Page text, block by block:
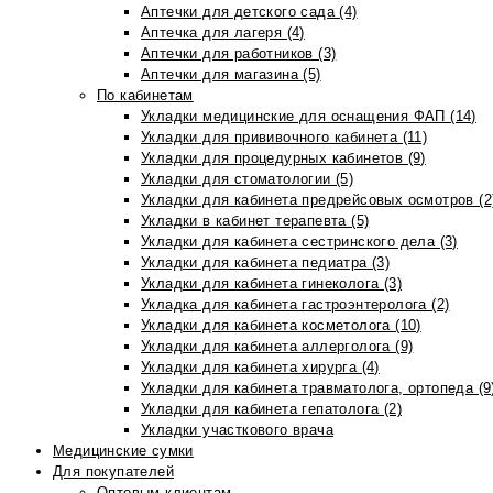
Аптечки для детского сада (4)
Аптечка для лагеря (4)
Аптечки для работников (3)
Аптечки для магазина (5)
По кабинетам
Укладки медицинские для оснащения ФАП (14)
Укладки для прививочного кабинета (11)
Укладки для процедурных кабинетов (9)
Укладки для стоматологии (5)
Укладки для кабинета предрейсовых осмотров
Укладки в кабинет терапевта (5)
Укладки для кабинета сестринского дела (3)
Укладки для кабинета педиатра (3)
Укладки для кабинета гинеколога (3)
Укладка для кабинета гастроэнтеролога (2)
Укладки для кабинета косметолога (10)
Укладки для кабинета аллерголога (9)
Укладки для кабинета хирурга (4)
Укладки для кабинета травматолога, ортопеда
Укладки для кабинета гепатолога (2)
Укладки участкового врача
Медицинские сумки
Для покупателей